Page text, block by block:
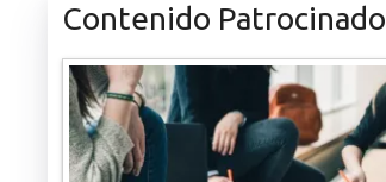
Contenido Patrocinado